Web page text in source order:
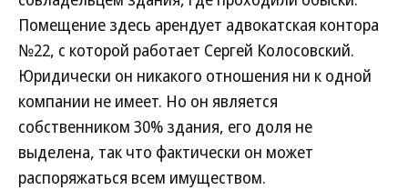
Помещение здесь арендует адвокатская контора
№22, с которой работает Сергей Колосовский.
Юридически он никакого отношения ни к одной
компании не имеет. Но он является
собственником 30% здания, его доля не
выделена, так что фактически он может
распоряжаться всем имуществом.